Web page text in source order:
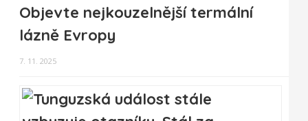
Objevte nejkouzelnější termální
lázně Evropy
7. 11. 2025